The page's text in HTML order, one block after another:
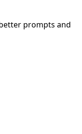
prompts and